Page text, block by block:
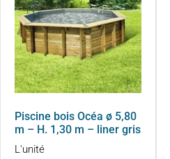
Piscine bois Océa ø 5,80
m – H. 1,30 m – liner gris
L'unité